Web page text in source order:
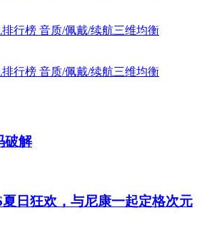
破解
日狂欢，与尼康一起定格次元